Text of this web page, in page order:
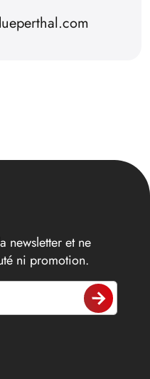
newsletter et ne
ni promotion.